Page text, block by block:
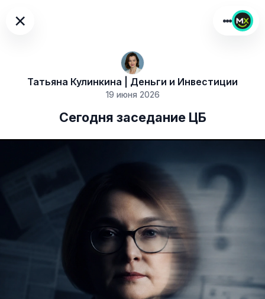
×
Татьяна Кулинкина | Деньги и Инвестиции
19 июня 2026
Сегодня заседание ЦБ